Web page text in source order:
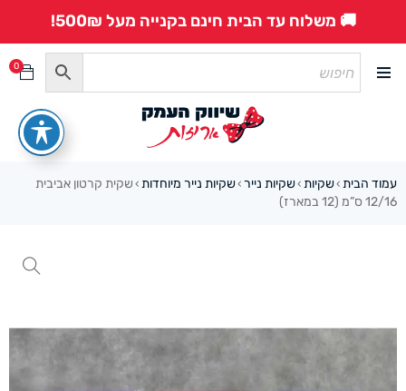
🚚 משלוח עד הבית חינם בקנייה מעל 500₪!
0
עמוד הבית ›שקיות ›שקיות נייר ›שקיות נייר מיוחדות › שקית קרטון אביבית
12/16 ס”מ (12 במארז)